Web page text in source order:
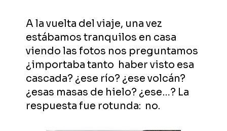
A la vuelta del viaje, una vez
estábamos tranquilos en casa
viendo las fotos nos preguntamos
¿importaba tanto haber visto esa
cascada? ¿ese río? ¿ese volcán?
¿esas masas de hielo? ¿ese…? La
respuesta fue rotunda: no.